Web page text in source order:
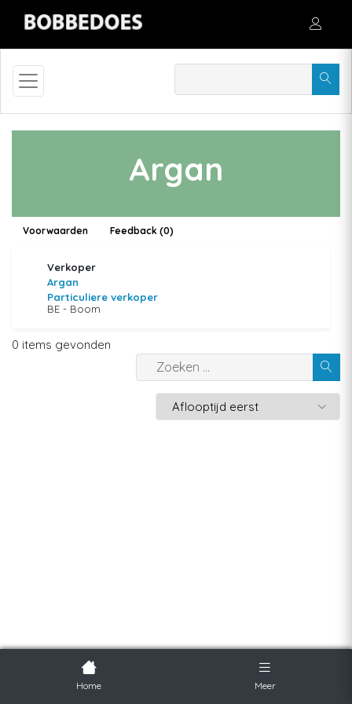
Argan
Voorwaarden Feedback (0)
Verkoper
Argan
Particuliere verkoper
BE - Boom
0 items gevonden
Home Meer